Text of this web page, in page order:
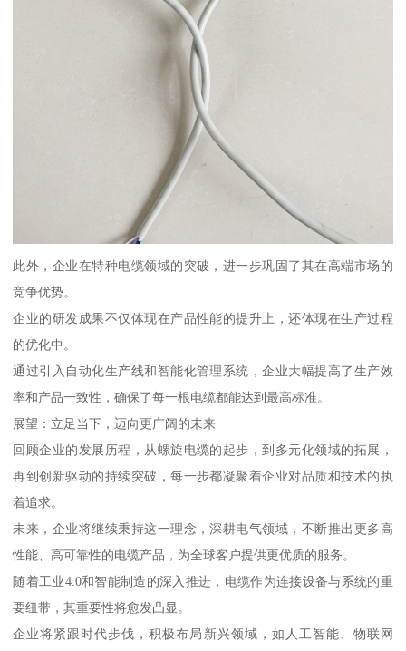
此外，企业在特种电缆领域的突破，进一步巩固了其在高端市场的
竞争优势。
企业的研发成果不仅体现在产品性能的提升上，还体现在生产过程
的优化中。
通过引入自动化生产线和智能化管理系统，企业大幅提高了生产效
率和产品一致性，确保了每一根电缆都能达到最高标准。
展望：立足当下，迈向更广阔的未来
回顾企业的发展历程，从螺旋电缆的起步，到多元化领域的拓展，
再到创新驱动的持续突破，每一步都凝聚着企业对品质和技术的执
着追求。
未来，企业将继续秉持这一理念，深耕电气领域，不断推出更多高
性能、高可靠性的电缆产品，为全球客户提供更优质的服务。
随着工业4.0和智能制造的深入推进，电缆作为连接设备与系统的重
要纽带，其重要性将愈发凸显。
企业将紧跟时代步伐，积极布局新兴领域，如人工智能、物联网